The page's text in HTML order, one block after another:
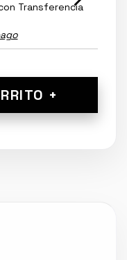
Transferencia